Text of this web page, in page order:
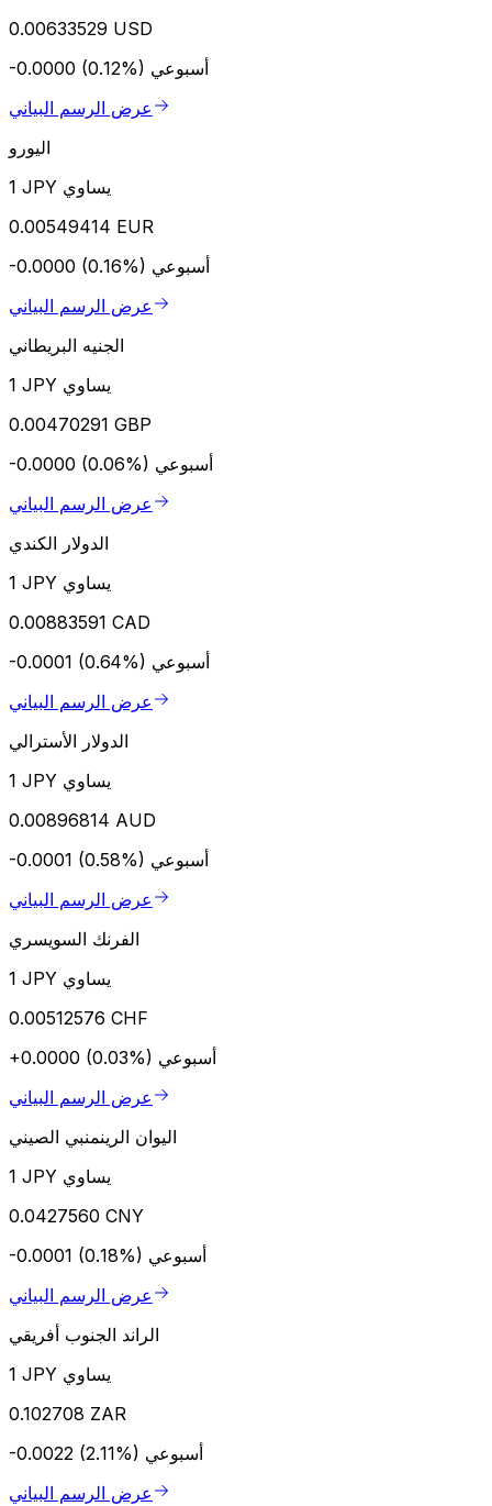
0.00633529 USD
-0.0000 (0.12%) أسبوعي
عرض الرسم البياني
اليورو
1 JPY يساوي
0.00549414 EUR
-0.0000 (0.16%) أسبوعي
عرض الرسم البياني
الجنيه البريطاني
1 JPY يساوي
0.00470291 GBP
-0.0000 (0.06%) أسبوعي
عرض الرسم البياني
الدولار الكندي
1 JPY يساوي
0.00883591 CAD
-0.0001 (0.64%) أسبوعي
عرض الرسم البياني
الدولار الأسترالي
1 JPY يساوي
0.00896814 AUD
-0.0001 (0.58%) أسبوعي
عرض الرسم البياني
الفرنك السويسري
1 JPY يساوي
0.00512576 CHF
+0.0000 (0.03%) أسبوعي
عرض الرسم البياني
اليوان الرينمنبي الصيني
1 JPY يساوي
0.0427560 CNY
-0.0001 (0.18%) أسبوعي
عرض الرسم البياني
الراند الجنوب أفريقي
1 JPY يساوي
0.102708 ZAR
-0.0022 (2.11%) أسبوعي
عرض الرسم البياني